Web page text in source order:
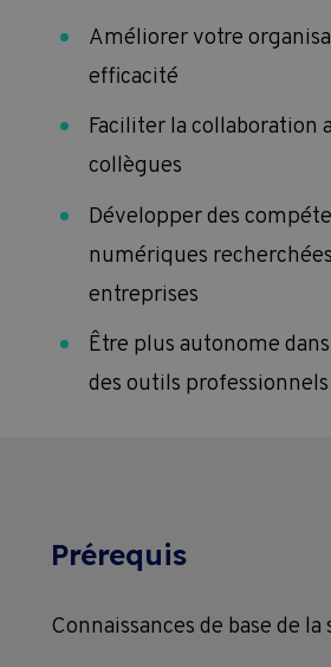
Améliorer votre
efficacité
Faciliter la collaboration
collègues
Développer des
numériques
entreprises
Être plus autonome
des outils professionnels
Prérequis
Connaissances de base de